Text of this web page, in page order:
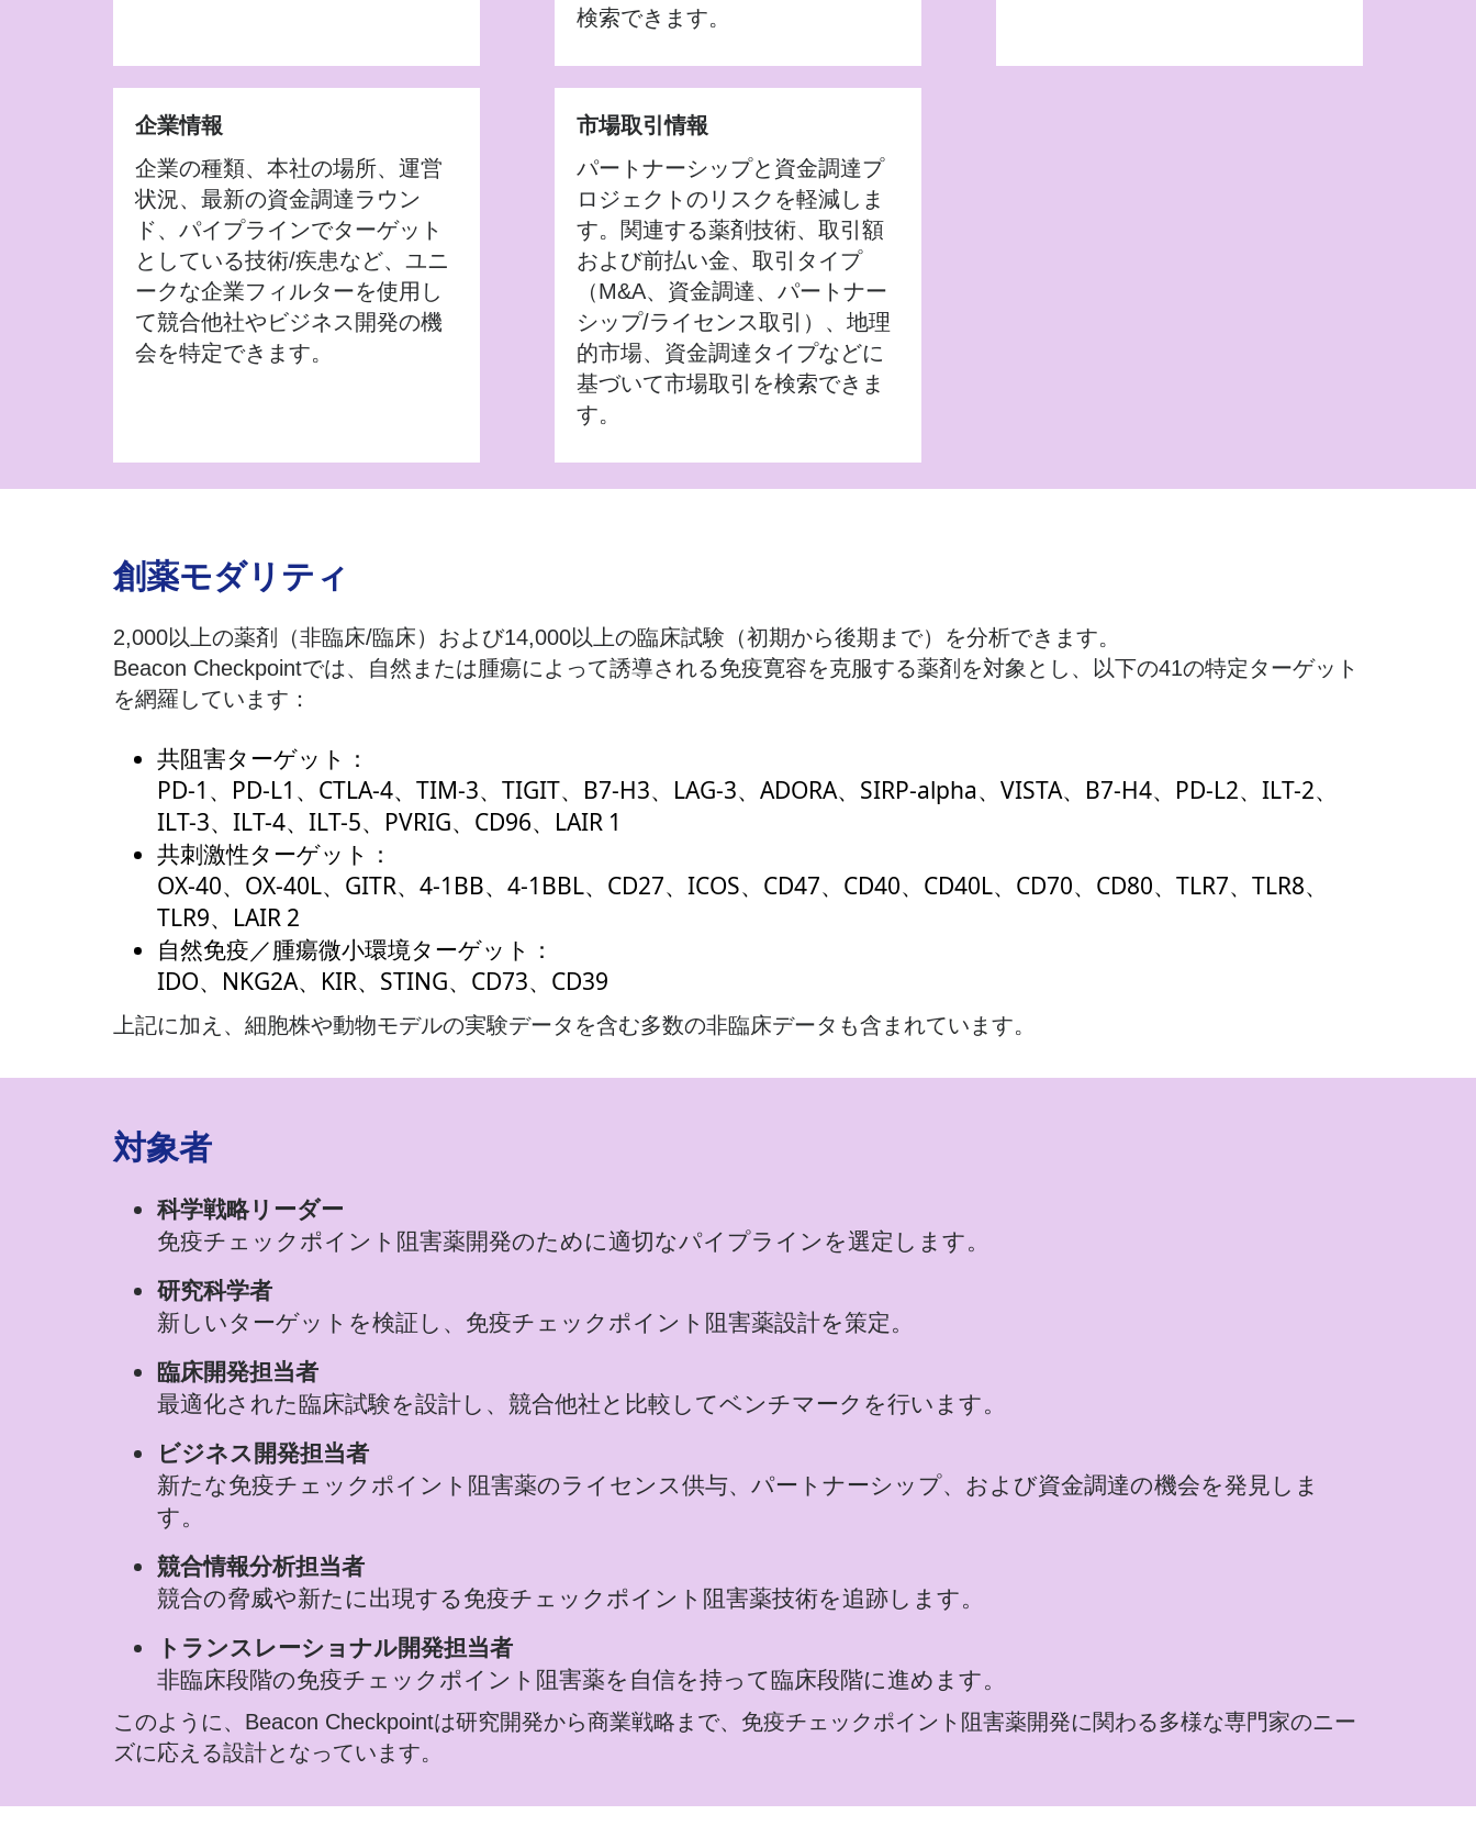
検索できます。
企業情報
企業の種類、本社の場所、運営
状況、最新の資金調達ラウン
ド、パイプラインでターゲット
としている技術/疾患など、ユニ
ークな企業フィルターを使用し
て競合他社やビジネス開発の機
会を特定できます。
市場取引情報
パートナーシップと資金調達プ
ロジェクトのリスクを軽減しま
す。関連する薬剤技術、取引額
および前払い金、取引タイプ
（M&A、資金調達、パートナー
シップ/ライセンス取引）、地理
的市場、資金調達タイプなどに
基づいて市場取引を検索できま
す。
創薬モダリティ
2,000以上の薬剤（非臨床/臨床）および14,000以上の臨床試験（初期から後期まで）を分析できます。
Beacon Checkpointでは、自然または腫瘍によって誘導される免疫寛容を克服する薬剤を対象とし、以下の41の特定ターゲット
を網羅しています：
共阻害ターゲット：
PD-1、PD-L1、CTLA-4、TIM-3、TIGIT、B7-H3、LAG-3、ADORA、SIRP-alpha、VISTA、B7-H4、PD-L2、ILT-2、
ILT-3、ILT-4、ILT-5、PVRIG、CD96、LAIR 1
共刺激性ターゲット：
OX-40、OX-40L、GITR、4-1BB、4-1BBL、CD27、ICOS、CD47、CD40、CD40L、CD70、CD80、TLR7、TLR8、
TLR9、LAIR 2
自然免疫／腫瘍微小環境ターゲット：
IDO、NKG2A、KIR、STING、CD73、CD39
上記に加え、細胞株や動物モデルの実験データを含む多数の非臨床データも含まれています。
対象者
科学戦略リーダー
免疫チェックポイント阻害薬開発のために適切なパイプラインを選定します。
研究科学者
新しいターゲットを検証し、免疫チェックポイント阻害薬設計を策定。
臨床開発担当者
最適化された臨床試験を設計し、競合他社と比較してベンチマークを行います。
ビジネス開発担当者
新たな免疫チェックポイント阻害薬のライセンス供与、パートナーシップ、および資金調達の機会を発見しま
す。
競合情報分析担当者
競合の脅威や新たに出現する免疫チェックポイント阻害薬技術を追跡します。
トランスレーショナル開発担当者
非臨床段階の免疫チェックポイント阻害薬を自信を持って臨床段階に進めます。
このように、Beacon Checkpointは研究開発から商業戦略まで、免疫チェックポイント阻害薬開発に関わる多様な専門家のニー
ズに応える設計となっています。